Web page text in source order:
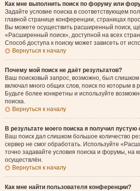
Как мне выполнить поиск по форуму или
Задайте условие поиска в соответствующем
главной странице конференции, страницах
Вы можете осуществить расширенный поиск,
«Расширенный поиск», доступной на всех
Способ доступа к поиску может зависеть от
Вернуться к началу
Почему мой поиск не даёт результатов?
Ваш поисковый запрос, возможно, был
включал много общих слов, поиск по которым в
Будьте более конкретны и используйте
поиска.
Вернуться к началу
В результате моего поиска я получил пустую
Ваш поиск дал слишком большое количество
сервер не смог обработать. Используйте
точно задавайте условия поиска и форумы, на
осуществлён.
Вернуться к началу
Как мне найти пользователя конференции?